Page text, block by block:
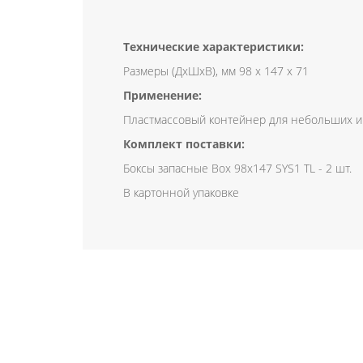
Технические характеристики:
Размеры (ДxШxВ), мм 98 x 147 x 71
Применение:
Пластмассовый контейнер для небольших
Комплект поставки:
Боксы запасные Box 98x147 SYS1 TL - 2 шт.
В картонной упаковке